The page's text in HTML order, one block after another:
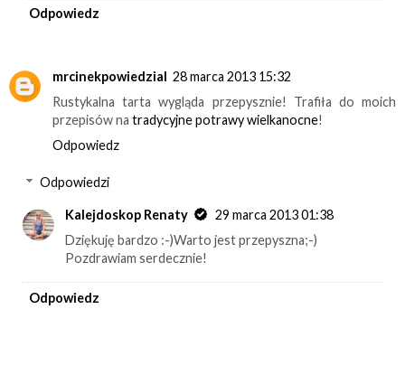
Odpowiedz
mrcinekpowiedzial 28 marca 2013 15:32
Rustykalna tarta wygląda przepysznie! Trafiła do moich
przepisów na tradycyjne potrawy wielkanocne!
Odpowiedz
Odpowiedzi
Kalejdoskop Renaty
29 marca 2013 01:38
Dziękuję bardzo :-)Warto jest przepyszna;-)
Pozdrawiam serdecznie!
Odpowiedz